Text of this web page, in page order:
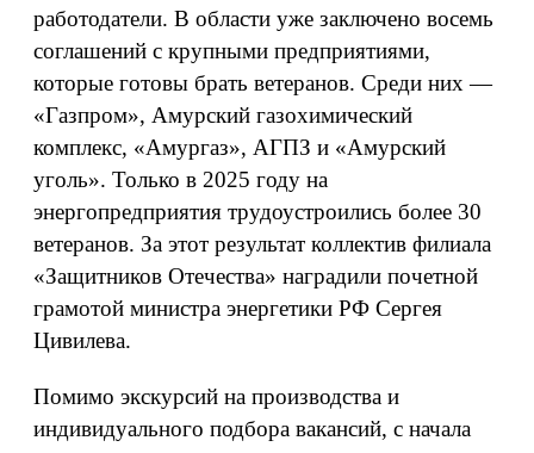
работодатели. В области уже заключено восемь
соглашений с крупными предприятиями,
которые готовы брать ветеранов. Среди них —
«Газпром», Амурский газохимический
комплекс, «Амургаз», АГПЗ и «Амурский
уголь». Только в 2025 году на
энергопредприятия трудоустроились более 30
ветеранов. За этот результат коллектив филиала
«Защитников Отечества» наградили почетной
грамотой министра энергетики РФ Сергея
Цивилева.
Помимо экскурсий на производства и
индивидуального подбора вакансий, с начала